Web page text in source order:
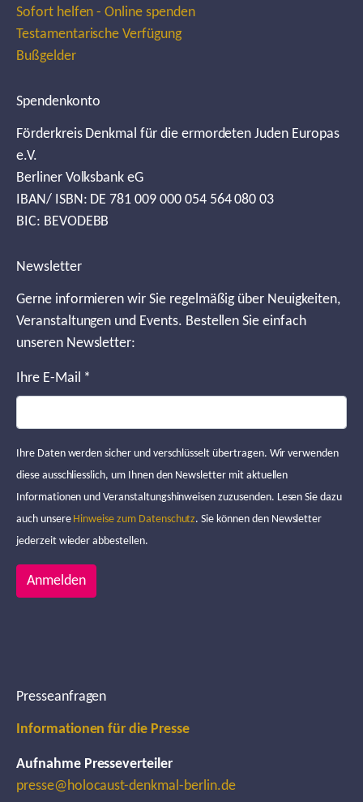
Sofort helfen - Online spenden
Testamentarische Verfügung
Bußgelder
Spendenkonto
Förderkreis Denkmal für die ermordeten Juden Europas
e.V.
Berliner Volksbank eG
IBAN/ ISBN: DE 781 009 000 054 564 080 03
BIC: BEVODEBB
Newsletter
Gerne informieren wir Sie regelmäßig über Neuigkeiten,
Veranstaltungen und Events. Bestellen Sie einfach
unseren Newsletter:
Ihre E-Mail *
Ihre Daten werden sicher und verschlüsselt übertragen. Wir verwenden
diese ausschliesslich, um Ihnen den Newsletter mit aktuellen
Informationen und Veranstaltungshinweisen zuzusenden. Lesen Sie dazu
auch unsere Hinweise zum Datenschutz. Sie können den Newsletter
jederzeit wieder abbestellen.
Anmelden
Presseanfragen
Informationen für die Presse
Aufnahme Presseverteiler
presse@holocaust-denkmal-berlin.de